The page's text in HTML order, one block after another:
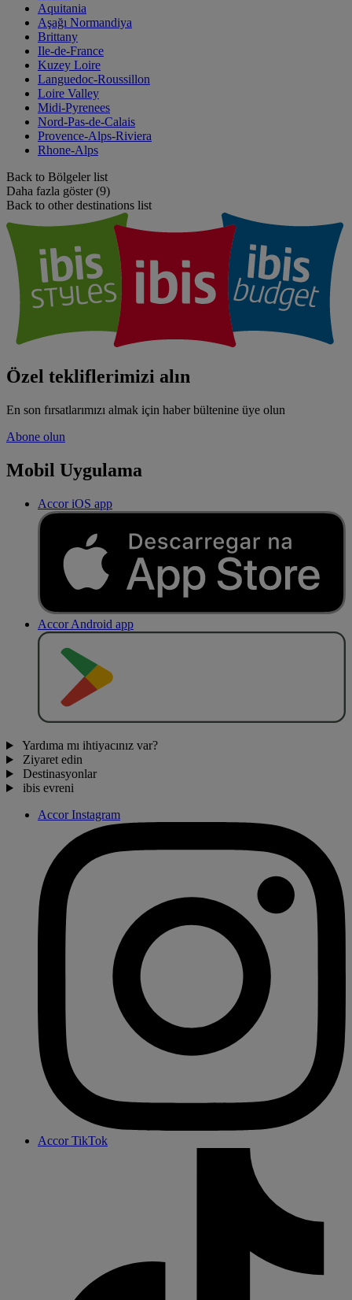
Aquitania
Aşağı Normandiya
Brittany
Ile-de-France
Kuzey Loire
Languedoc-Roussillon
Loire Valley
Midi-Pyrenees
Nord-Pas-de-Calais
Provence-Alps-Riviera
Rhone-Alps
Back to Bölgeler list
Daha fazla göster (9)
Back to other destinations list
Özel tekliflerimizi alın
En son fırsatlarımızı almak için haber bültenine üye olun
Abone olun
Mobil Uygulama
Accor iOS app
Accor Android app
Yardıma mı ihtiyacınız var?
Ziyaret edin
Destinasyonlar
ibis evreni
Accor Instagram
Accor TikTok